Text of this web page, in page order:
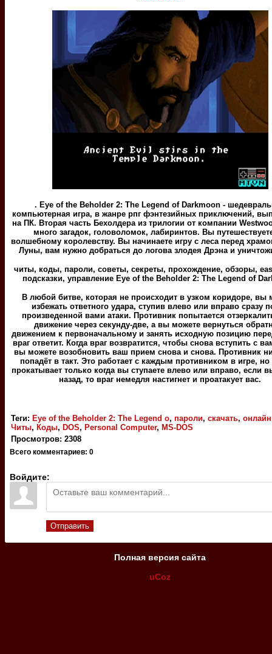
. Eye of the Beholder 2: The Legend of Darkmoon -
компьютерная игра, в жанре рпг фэнтезийных приключений,
на ПК. Вторая часть Бехолдера из трилогии от компании
много загадок, головоломок, лабиринтов. Вы
волшебному королевству. Вы начинаете игру с леса перед
Луны, вам нужно добраться до логова злодея Дрэна и
читы, коды, пароли, советы, секреты, прохождение, обзоры,
подсказки, управление Eye of the Beholder 2: The Legend of
В любой битве, которая не происходит в узком коридоре, вы
избежать ответного удара, ступив влево или вправо сразу
произведенной вами атаки. Противник попытается
движение через секунду-две, а вы можете вернуться
движением к первоначальному и занять исходную позицию
враг ответит. Когда враг возвратится, чтобы снова вступить с
вы можете возобновить ваш прием снова и снова. Противник
попадёт в такт. Это работает с каждым противником в игре, но
прокатывает только когда вы ступаете влево или вправо, если
назад, то враг немедля настигнет и проатакует вас.
Теги: Eye of the Beholder 2: The Legend o, пароли, скачать, онлайн
Читы, Коды, DOS, Personal Computer, MS-DOS
Просмотров: 2308
Всего комментариев: 0
Войдите:
Отправить
Полная версия сайта
uCoz